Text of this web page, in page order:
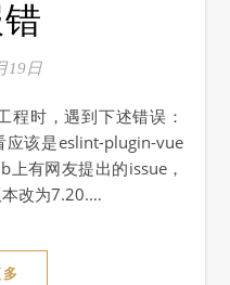
19日
该是eslint-plugin-vue
有网友提出的issue，
本改为7.20.…